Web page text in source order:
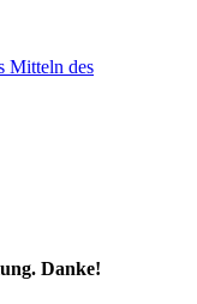
Mitteln des
Danke!